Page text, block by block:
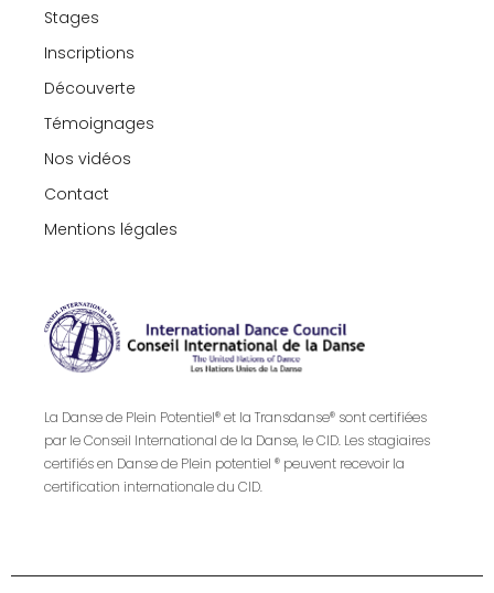
Stages
Inscriptions
Découverte
Témoignages
Nos vidéos
Contact
Mentions légales
La Danse de Plein Potentiel® et la Transdanse® sont certifiées
par le Conseil International de la Danse, le CID. Les stagiaires
certifiés en Danse de Plein potentiel ® peuvent recevoir la
certification internationale du CID.